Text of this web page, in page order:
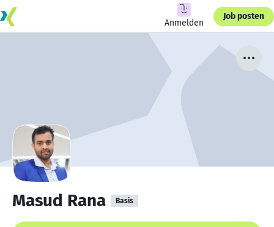
Anmelden
Job posten
Masud Rana Basis